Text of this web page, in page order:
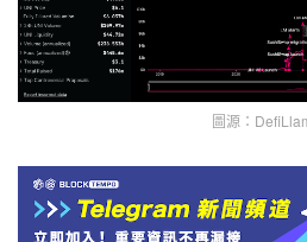
圖源：